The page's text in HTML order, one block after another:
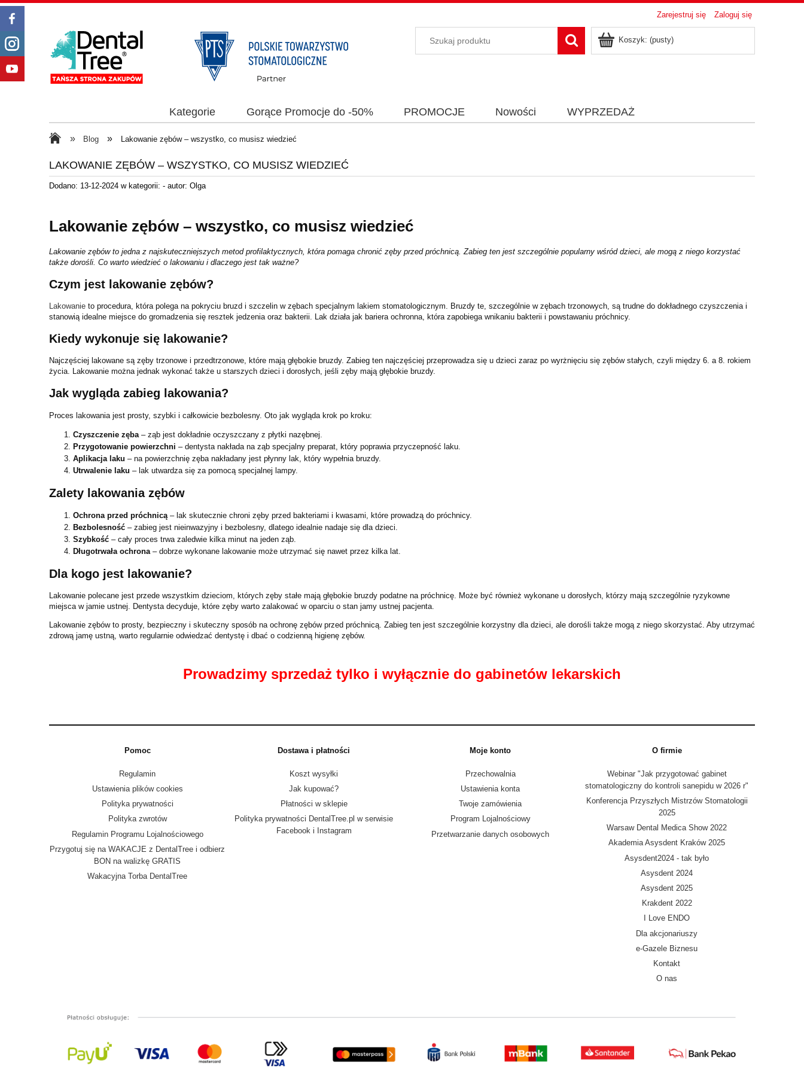
Zarejestruj się Zaloguj się
Koszyk: (pusty)
Kategorie Gorące Promocje do -50% PROMOCJE Nowości WYPRZEDAŻ
» Blog » Lakowanie zębów – wszystko, co musisz wiedzieć
LAKOWANIE ZĘBÓW – WSZYSTKO, CO MUSISZ WIEDZIEĆ
Dodano: 13-12-2024 w kategorii: - autor: Olga
Lakowanie zębów – wszystko, co musisz wiedzieć
Lakowanie zębów to jedna z najskuteczniejszych metod profilaktycznych, która pomaga chronić zęby przed próchnicą. Zabieg ten jest szczególnie popularny wśród dzieci, ale mogą z niego korzystać
także dorośli. Co warto wiedzieć o lakowaniu i dlaczego jest tak ważne?
Czym jest lakowanie zębów?
Lakowanie to procedura, która polega na pokryciu bruzd i szczelin w zębach specjalnym lakiem stomatologicznym. Bruzdy te, szczególnie w zębach trzonowych, są trudne do dokładnego czyszczenia i
stanowią idealne miejsce do gromadzenia się resztek jedzenia oraz bakterii. Lak działa jak bariera ochronna, która zapobiega wnikaniu bakterii i powstawaniu próchnicy.
Kiedy wykonuje się lakowanie?
Najczęściej lakowane są zęby trzonowe i przedtrzonowe, które mają głębokie bruzdy. Zabieg ten najczęściej przeprowadza się u dzieci zaraz po wyrżnięciu się zębów stałych, czyli między 6. a 8. rokiem
życia. Lakowanie można jednak wykonać także u starszych dzieci i dorosłych, jeśli zęby mają głębokie bruzdy.
Jak wygląda zabieg lakowania?
Proces lakowania jest prosty, szybki i całkowicie bezbolesny. Oto jak wygląda krok po kroku:
Czyszczenie zęba – ząb jest dokładnie oczyszczany z płytki nazębnej.
Przygotowanie powierzchni – dentysta nakłada na ząb specjalny preparat, który poprawia przyczepność laku.
Aplikacja laku – na powierzchnię zęba nakładany jest płynny lak, który wypełnia bruzdy.
Utrwalenie laku – lak utwardza się za pomocą specjalnej lampy.
Zalety lakowania zębów
Ochrona przed próchnicą – lak skutecznie chroni zęby przed bakteriami i kwasami, które prowadzą do próchnicy.
Bezbolesność – zabieg jest nieinwazyjny i bezbolesny, dlatego idealnie nadaje się dla dzieci.
Szybkość – cały proces trwa zaledwie kilka minut na jeden ząb.
Długotrwała ochrona – dobrze wykonane lakowanie może utrzymać się nawet przez kilka lat.
Dla kogo jest lakowanie?
Lakowanie polecane jest przede wszystkim dzieciom, których zęby stałe mają głębokie bruzdy podatne na próchnicę. Może być również wykonane u dorosłych, którzy mają szczególnie ryzykowne
miejsca w jamie ustnej. Dentysta decyduje, które zęby warto zalakować w oparciu o stan jamy ustnej pacjenta.
Lakowanie zębów to prosty, bezpieczny i skuteczny sposób na ochronę zębów przed próchnicą. Zabieg ten jest szczególnie korzystny dla dzieci, ale dorośli także mogą z niego skorzystać. Aby utrzymać
zdrową jamę ustną, warto regularnie odwiedzać dentystę i dbać o codzienną higienę zębów.
Prowadzimy sprzedaż tylko i wyłącznie do gabinetów lekarskich
Pomoc
Regulamin
Ustawienia plików cookies
Polityka prywatności
Polityka zwrotów
Regulamin Programu Lojalnościowego
Przygotuj się na WAKACJE z DentalTree i odbierz
BON na walizkę GRATIS
Wakacyjna Torba DentalTree
Dostawa i płatności
Koszt wysyłki
Jak kupować?
Płatności w sklepie
Polityka prywatności DentalTree.pl w serwisie
Facebook i Instagram
Moje konto
Przechowalnia
Ustawienia konta
Twoje zamówienia
Program Lojalnościowy
Przetwarzanie danych osobowych
O firmie
Webinar "Jak przygotować gabinet
stomatologiczny do kontroli sanepidu w 2026 r"
Konferencja Przyszłych Mistrzów Stomatologii
2025
Warsaw Dental Medica Show 2022
Akademia Asysdent Kraków 2025
Asysdent2024 - tak było
Asysdent 2024
Asysdent 2025
Krakdent 2022
I Love ENDO
Dla akcjonariuszy
e-Gazele Biznesu
Kontakt
O nas